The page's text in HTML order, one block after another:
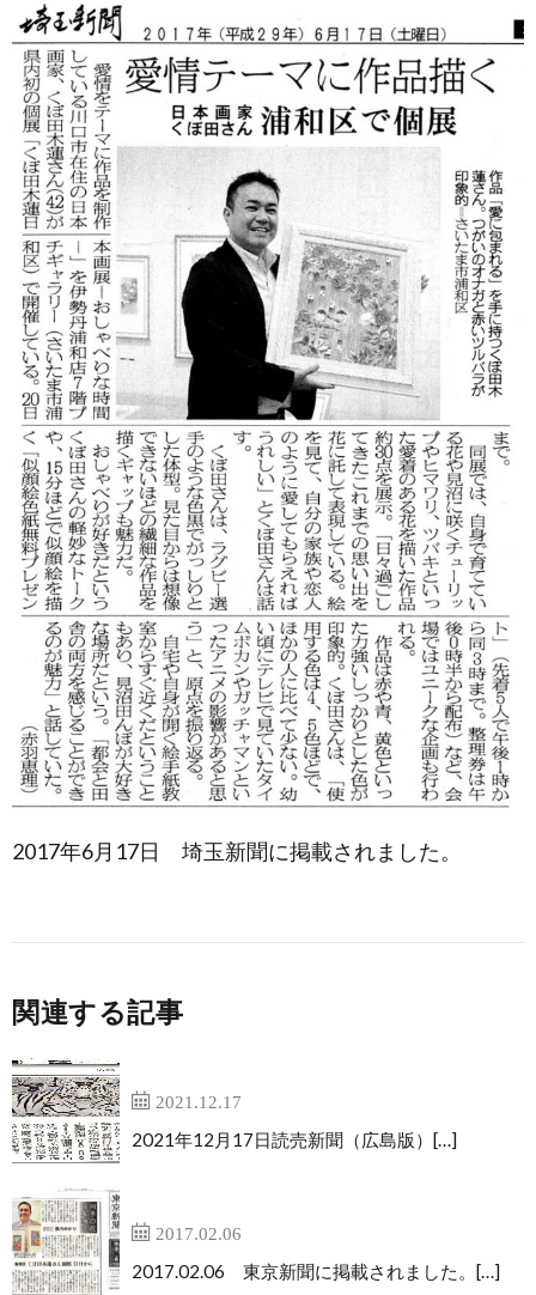
2017年6月17日 埼玉新聞に掲載されました。
関連する記事
2021.12.17
2021年12月17日読売新聞（広島版）[…]
2017.02.06
2017.02.06 東京新聞に掲載されました。[…]